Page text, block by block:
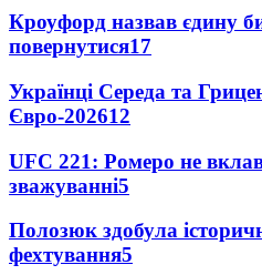
Кроуфорд назвав єдину
повернутися17
Українці Середа та
Євро-202612
UFC 221: Ромеро не
зважуванні5
Полозюк здобула
фехтування5